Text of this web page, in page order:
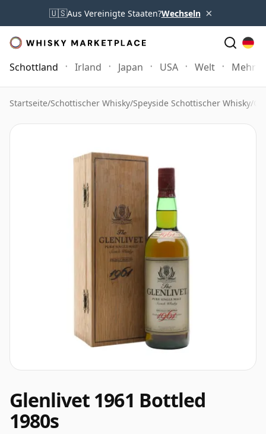
🇺🇸Aus Vereinigte Staaten?Wechseln ×
Schottland Irland Japan USA Welt Mehr
Startseite/Schottischer Whisky/Speyside Schottischer Whisky/
Glenlivet 1961 Bottled
1980s